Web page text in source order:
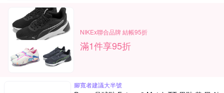
NIKEx聯合品牌 結帳95折
滿1件享95折
腳寬者建議大半號